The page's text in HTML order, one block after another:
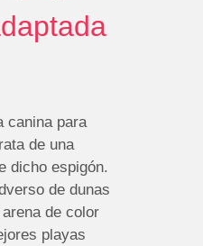
canina para
de una
dicho espigón.
de dunas
de color
playas